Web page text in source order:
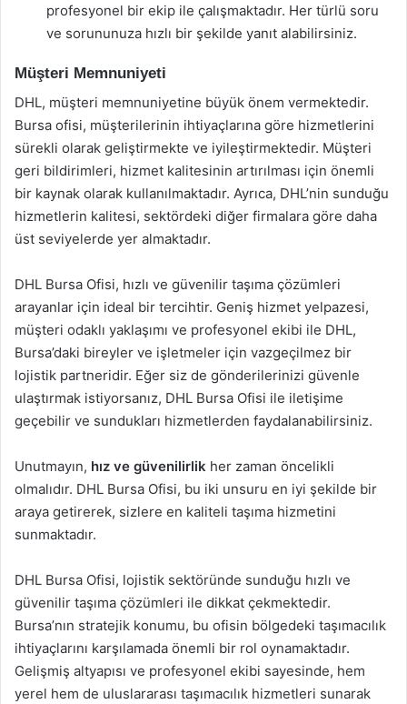
profesyonel bir ekip ile çalışmaktadır. Her türlü soru
ve sorununuza hızlı bir şekilde yanıt alabilirsiniz.
Müşteri Memnuniyeti
DHL, müşteri memnuniyetine büyük önem vermektedir.
Bursa ofisi, müşterilerinin ihtiyaçlarına göre hizmetlerini
sürekli olarak geliştirmekte ve iyileştirmektedir. Müşteri
geri bildirimleri, hizmet kalitesinin artırılması için önemli
bir kaynak olarak kullanılmaktadır. Ayrıca, DHL’nin sunduğu
hizmetlerin kalitesi, sektördeki diğer firmalara göre daha
üst seviyelerde yer almaktadır.
DHL Bursa Ofisi, hızlı ve güvenilir taşıma çözümleri
arayanlar için ideal bir tercihtir. Geniş hizmet yelpazesi,
müşteri odaklı yaklaşımı ve profesyonel ekibi ile DHL,
Bursa’daki bireyler ve işletmeler için vazgeçilmez bir
lojistik partneridir. Eğer siz de gönderilerinizi güvenle
ulaştırmak istiyorsanız, DHL Bursa Ofisi ile iletişime
geçebilir ve sundukları hizmetlerden faydalanabilirsiniz.
Unutmayın, hız ve güvenilirlik her zaman öncelikli
olmalıdır. DHL Bursa Ofisi, bu iki unsuru en iyi şekilde bir
araya getirerek, sizlere en kaliteli taşıma hizmetini
sunmaktadır.
DHL Bursa Ofisi, lojistik sektöründe sunduğu hızlı ve
güvenilir taşıma çözümleri ile dikkat çekmektedir.
Bursa’nın stratejik konumu, bu ofisin bölgedeki taşımacılık
ihtiyaçlarını karşılamada önemli bir rol oynamaktadır.
Gelişmiş altyapısı ve profesyonel ekibi sayesinde, hem
yerel hem de uluslararası taşımacılık hizmetleri sunarak